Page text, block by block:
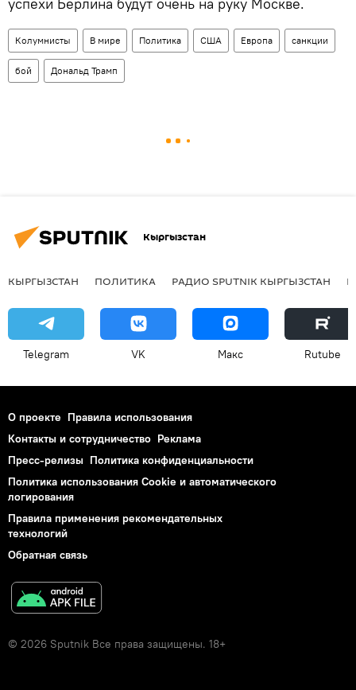
Колумнисты В мире Политика США Европа санкции
бой Дональд Трамп
Кыргызстан
КЫРГЫЗСТАН ПОЛИТИКА РАДИО SPUTNIK КЫРГЫЗСТАН
Telegram VK Макс Rutube
О проекте Правила использования
Контакты и сотрудничество Реклама
Пресс-релизы Политика конфиденциальности
Политика использования Cookie и автоматического
логирования
Правила применения рекомендательных
технологий
Обратная связь
© 2026 Sputnik Все права защищены. 18+